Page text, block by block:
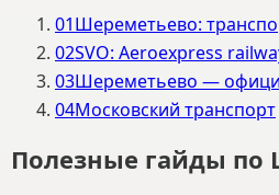
01Шереметьево:
02SVO: Aeroexpress
03Шереметьево —
04Московский транспорт
Полезные гайды по